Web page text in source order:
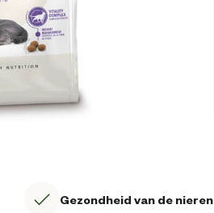
Gezondheid van de nieren